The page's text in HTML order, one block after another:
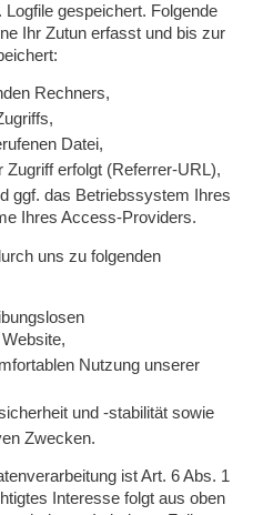
gespeichert. Folgende
Ihr Zutun erfasst und bis zur
Rechners,
Datei,
Zugriff erfolgt (Referrer-URL),
ggf. das Betriebssystem Ihres
Ihres Access-Providers.
uns zu folgenden
Nutzung unserer
und -stabilität sowie
Zwecken.
ist Art. 6 Abs. 1
Interesse folgt aus oben